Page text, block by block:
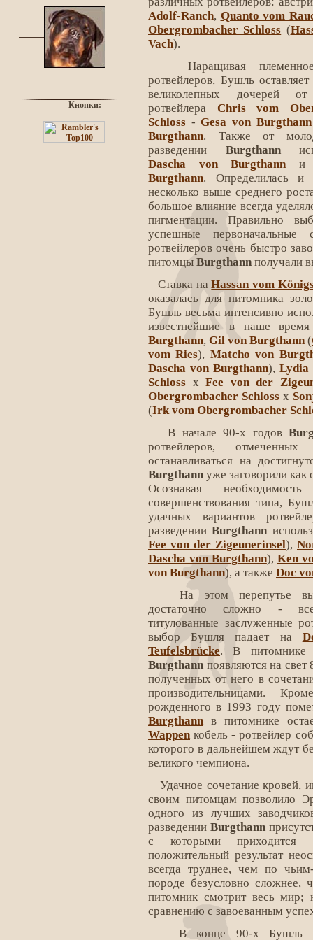
Кнопки:
Adolf-Ranch, Quanto vom
Obergrombacher Schloss (
Vach).
Наращивая племенное
ротвейлеров, Бушль
великолепных дочерей от
ротвейлера Chris vom
Schloss -Gesa von Burgthann
Burgthann. Также от
разведении Burgthann
Dascha von Burgthann
Burgthann. Определилась и
несколько выше среднего
большое влияние всегда
пигментации. Правильно
успешные первоначальные
ротвейлеров очень быстро
питомцы Burgthann получали
Ставка наHassan vom
оказалась для питомника
Бушль весьма интенсивно
известнейшие в наше
Burgthann,Gil von Burgthann (
vom Ries), Matcho von
Dascha von Burgthann),Lydia
Schloss x Fee von der
Obergrombacher Schlossx
(Irk vom Obergrombacher
В начале 90-х годов
ротвейлеров,
останавливаться на
Burgthann уже заговорили как
Осознавая
совершенствования типа,
удачных вариантов
разведенииBurgthann
Fee von der Zigeunerinsel),
Dascha von Burgthann), Ken
von Burgthann), а также Doc
На этом перепутье
достаточно сложно -
титулованные заслуженные
выбор Бушля падает на
Teufelsbrücke. В питомнике
Burgthann появляются на
полученных от него в
производительницами.
рожденного в 1993 году
Burgthann в питомнике
Wappen кобель - ротвейлер
которого в дальнейшем ждут
великого чемпиона.
Удачное сочетание кровей,
своим питомцам позволило
одного из лучших
разведении Burgthann
с которыми приходится
положительный результат
всегда труднее, чем по
породе безусловно сложнее,
питомник смотрит весь
сравнению с завоеванным
В конце 90-х Бушль